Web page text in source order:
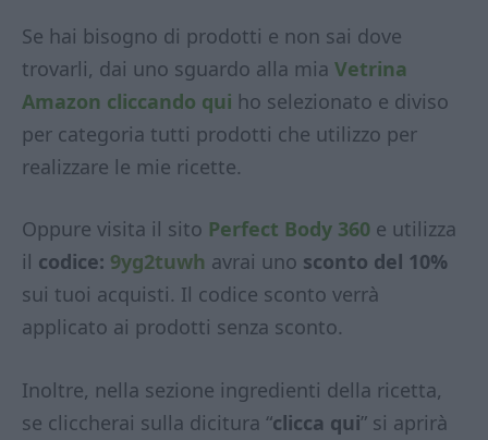
Se hai bisogno di prodotti e non sai dove
trovarli, dai uno sguardo alla mia Vetrina
Amazon cliccando qui ho selezionato e diviso
per categoria tutti prodotti che utilizzo per
realizzare le mie ricette.
Oppure visita il sito Perfect Body 360 e utilizza
il codice: 9yg2tuwh avrai uno sconto del 10%
sui tuoi acquisti. Il codice sconto verrà
applicato ai prodotti senza sconto.
Inoltre, nella sezione ingredienti della ricetta,
se cliccherai sulla dicitura “clicca qui” si aprirà